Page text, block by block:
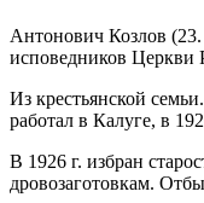
Антонович Козлов
исповедников Церкви
Из крестьянской
работал в Калуге, в
В 1926 г. избран
дровозаготовкам.